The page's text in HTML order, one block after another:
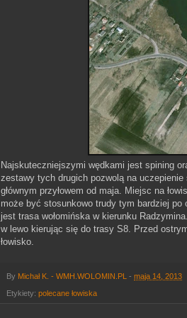
Najskuteczniejszymi wędkami jest spining
zestawy tych drugich pozwolą na
głównym przyłowem od maja. Miejsc na
może być stosunkowo trudy tym bardziej po
jest trasa wołomińska w kierunku
w lewo kierując się do trasy S8. Przed
łowisko.
By Michał K. - WMH.WOLOMIN.PL - maja 14, 2013
Etykiety: polecane łowiska